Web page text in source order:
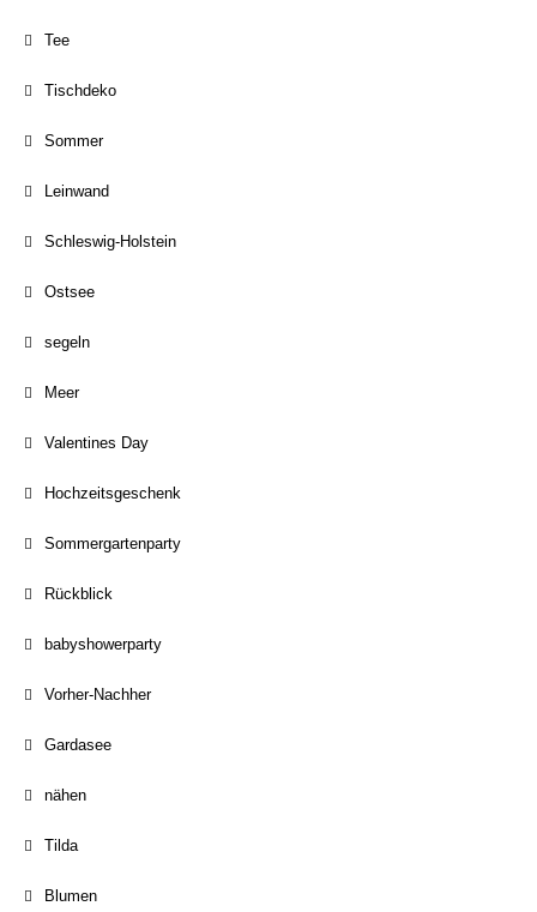
Tee
Tischdeko
Sommer
Leinwand
Schleswig-Holstein
Ostsee
segeln
Meer
Valentines Day
Hochzeitsgeschenk
Sommergartenparty
Rückblick
babyshowerparty
Vorher-Nachher
Gardasee
nähen
Tilda
Blumen